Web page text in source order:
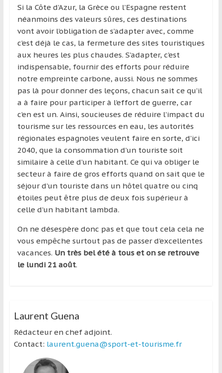
d’une
région
Si la Côte d’Azur, la Grèce ou l’Espagne restent
néanmoins des valeurs sûres, ces destinations
vont avoir l’obligation de s’adapter avec, comme
c’est déjà le cas, la fermeture des sites touristiques
aux heures les plus chaudes. S’adapter, c’est
indispensable, fournir des efforts pour réduire
notre empreinte carbone, aussi. Nous ne sommes
pas là pour donner des leçons, chacun sait ce qu’il
a à faire pour participer à l’effort de guerre, car
c’en est un. Ainsi, soucieuses de réduire l’impact du
tourisme sur les ressources en eau, les autorités
régionales espagnoles veulent faire en sorte, d’ici
2040, que la consommation d’un touriste soit
similaire à celle d’un habitant. Ce qui va obliger le
secteur à faire de gros efforts quand on sait que le
séjour d’un touriste dans un hôtel quatre ou cinq
étoiles peut être plus de deux fois supérieur à
celle d’un habitant lambda.
On ne désespère donc pas et que tout cela cela ne
vous empêche surtout pas de passer d’excellentes
vacances. Un très bel été à tous et on se retrouve
le lundi 21 août.
Laurent Guena
Rédacteur en chef adjoint.
Contact: laurent.guena@sport-et-tourisme.fr